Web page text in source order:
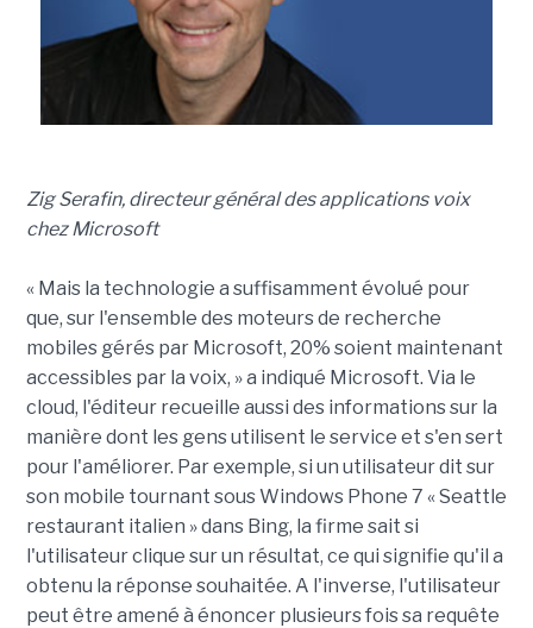
Zig Serafin, directeur général des applications voix
chez Microsoft
« Mais la technologie a suffisamment évolué pour
que, sur l'ensemble des moteurs de recherche
mobiles gérés par Microsoft, 20% soient maintenant
accessibles par la voix, » a indiqué Microsoft. Via le
cloud, l'éditeur recueille aussi des informations sur la
manière dont les gens utilisent le service et s'en sert
pour l'améliorer. Par exemple, si un utilisateur dit sur
son mobile tournant sous Windows Phone 7 « Seattle
restaurant italien » dans Bing, la firme sait si
l'utilisateur clique sur un résultat, ce qui signifie qu'il a
obtenu la réponse souhaitée. A l'inverse, l'utilisateur
peut être amené à énoncer plusieurs fois sa requête